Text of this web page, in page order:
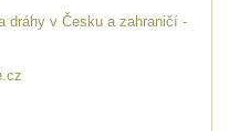
dráhy v Česku a zahraničí -